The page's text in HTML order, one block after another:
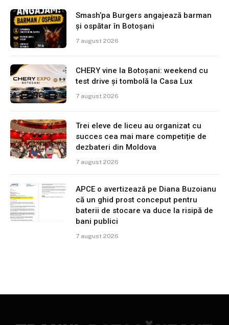
Smash’pa Burgers angajează barman
și ospătar în Botoșani
7 august 2026
CHERY vine la Botoșani: weekend cu
test drive și tombolă la Casa Lux
7 august 2026
Trei eleve de liceu au organizat cu
succes cea mai mare competiție de
dezbateri din Moldova
7 august 2026
APCE o avertizează pe Diana Buzoianu
că un ghid prost conceput pentru
baterii de stocare va duce la risipă de
bani publici
7 august 2026